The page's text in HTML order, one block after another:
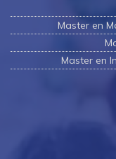
Master en
Master en